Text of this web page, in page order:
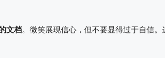
文档。微笑展现信心，但不要显得过于自信。